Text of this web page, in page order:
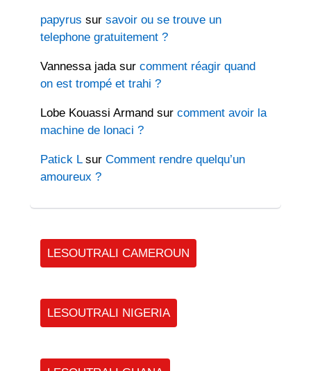
papyrus sur savoir ou se trouve un
telephone gratuitement ?
Vannessa jadasur comment réagir quand
on est trompé et trahi ?
Lobe Kouassi Armand sur comment avoir la
machine de lonaci ?
Patick Lsur Comment rendre quelqu’un
amoureux ?
LESOUTRALI CAMEROUN
LESOUTRALI NIGERIA